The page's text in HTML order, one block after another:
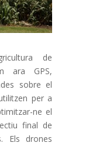
de
ara GPS,
sobre el
per a
ne el
final de
Els drones